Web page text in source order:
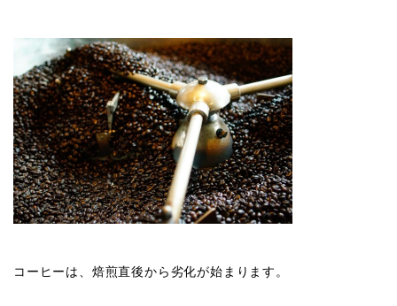
コーヒーは、 焙煎直後から劣化が始まります。